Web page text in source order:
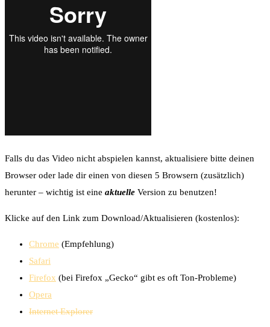
Falls du das Video nicht abspielen kannst, aktualisiere bitte deinen
Browser oder lade dir einen von diesen 5 Browsern (zusätzlich)
herunter – wichtig ist eine aktuelle Version zu benutzen!
Klicke auf den Link zum Download/Aktualisieren (kostenlos):
Chrome (Empfehlung)
Safari
Firefox (bei Firefox „Gecko“ gibt es oft Ton-Probleme)
Opera
Internet Explorer